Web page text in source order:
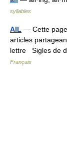
syllables
AIL — Cette page
articles
lettre Sigles de
Français